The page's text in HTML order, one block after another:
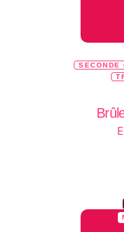
SECONDE